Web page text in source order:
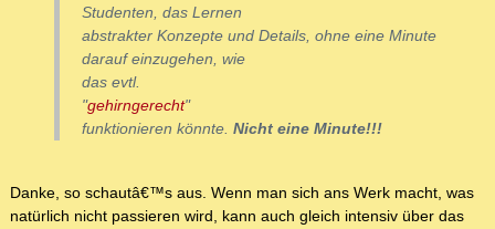
Studenten, das Lernen
abstrakter Konzepte und Details, ohne eine Minute
darauf einzugehen, wie
das evtl.
"gehirngerecht"
funktionieren könnte. Nicht eine Minute!!!
Danke, so schautâ€™s aus. Wenn man sich ans Werk macht, was
natürlich nicht passieren wird, kann auch gleich intensiv über das